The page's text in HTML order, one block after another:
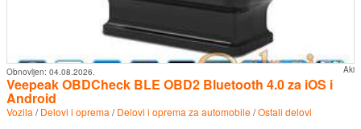
Aki
Obnovljen: 04.08.2026.
Veepeak OBDCheck BLE OBD2 Bluetooth 4.0 za iOS i
Android
Vozila /Delovi i oprema /Delovi i oprema za automobile/Ostali delovi